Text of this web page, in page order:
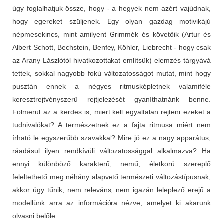
úgy foglalhatjuk össze, hogy - a hegyek nem azért vajúdnak,
hogy egereket szüljenek. Egy olyan gazdag motivikájú
népmesekincs, mint amilyent Grimmék és követőik (Artur és
Albert Schott, Bechstein, Benfey, Köhler, Liebrecht - hogy csak
az Arany Lászlótól hivatkozottakat említsük) elemzés tárgyává
tettek, sokkal nagyobb fokú változatosságot mutat, mint hogy
pusztán ennek a négyes ritmusképletnek valamiféle
keresztrejtvényszerű rejtjelezését gyaníthatnánk benne.
Fölmerül az a kérdés is, miért kell egyáltalán rejteni ezeket a
tudnivalókat? A természetnek ez a fajta ritmusa miért nem
írható le egyszerűbb szavakkal? Mire jó ez a nagy apparátus,
ráadásul ilyen rendkívüli változatossággal alkalmazva? Ha
ennyi különböző karakterű, nemű, életkorú szereplő
feleltethető meg néhány alapvető természeti változástípusnak,
akkor úgy tűnik, nem releváns, nem igazán leleplező erejű a
modellünk arra az információra nézve, amelyet ki akarunk
olvasni belőle.